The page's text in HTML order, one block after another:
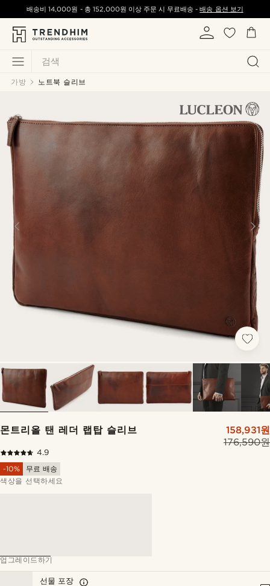
검색
배송비14,000원 - 총 152,000원 이상 주문 시 무료배송 -배송 옵션 보기
가방 노트북 슬리브
몬트리올 탠 레더 랩탑 슬리브
176,590원
158,931원
4.9
-10%
무료 배송
색상을 선택하세요
업그레이드하기
선물 포장